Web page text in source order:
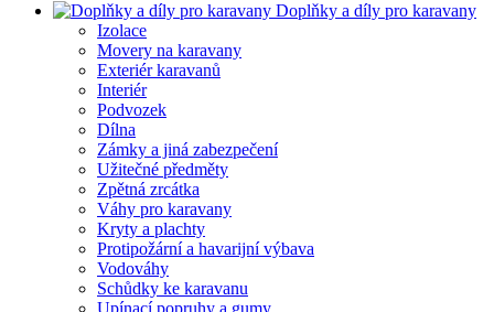
Doplňky a díly pro karavany
Izolace
Movery na karavany
Exteriér karavanů
Interiér
Podvozek
Dílna
Zámky a jiná zabezpečení
Užitečné předměty
Zpětná zrcátka
Váhy pro karavany
Kryty a plachty
Protipožární a havarijní výbava
Vodováhy
Schůdky ke karavanu
Upínací popruhy a gumy